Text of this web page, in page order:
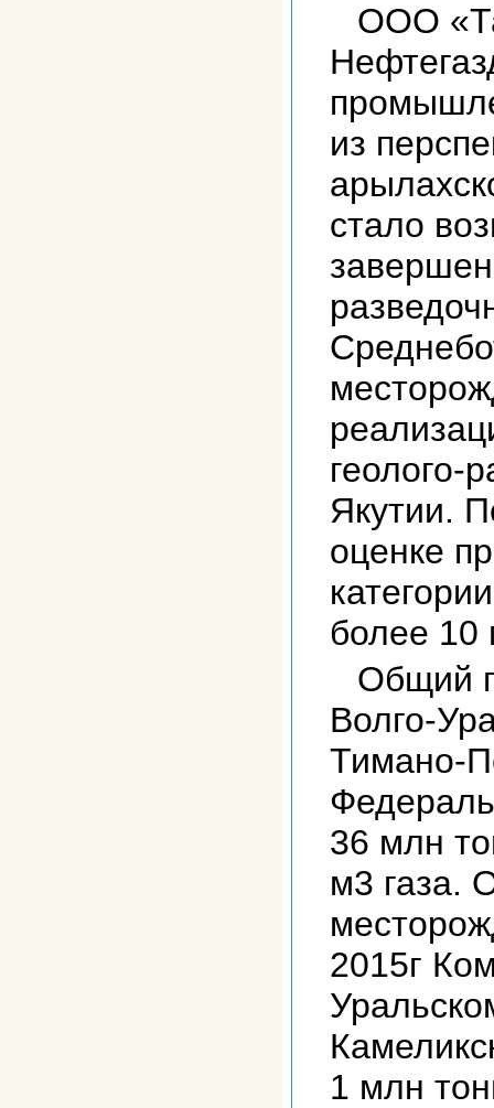
ООО
из
стало
геолого-
Якутии.
оценке
более 10
Общий
Волго-
Тимано-
36 млн
м3 газа.
2015г
1 млн